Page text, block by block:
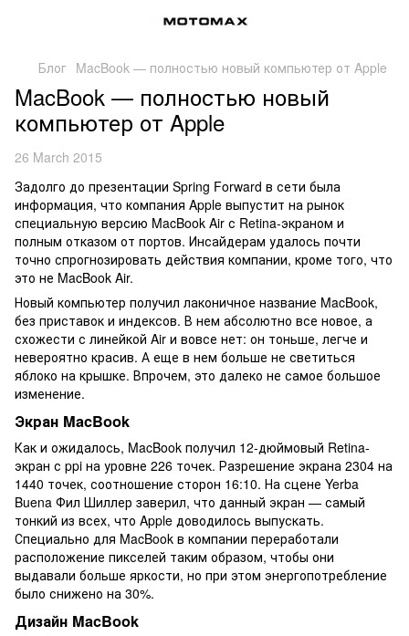
Блог MacBook — полностью новый компьютер от Apple
MacBook — полностью новый
компьютер от Apple
26 March 2015
Задолго до презентации Spring Forward в сети была
информация, что компания Apple выпустит на рынок
специальную версию MacBook Air с Retina-экраном и
полным отказом от портов. Инсайдерам удалось почти
точно спрогнозировать действия компании, кроме того, что
это не MacBook Air.
Новый компьютер получил лаконичное название MacBook,
без приставок и индексов. В нем абсолютно все новое, а
схожести с линейкой Air и вовсе нет: он тоньше, легче и
невероятно красив. А еще в нем больше не светиться
яблоко на крышке. Впрочем, это далеко не самое большое
изменение.
Экран MacBook
Как и ожидалось, MacBook получил 12-дюймовый Retina-
экран с ppi на уровне 226 точек. Разрешение экрана 2304 на
1440 точек, соотношение сторон 16:10. На сцене Yerba
Buena Фил Шиллер заверил, что данный экран — самый
тонкий из всех, что Apple доводилось выпускать.
Специально для MacBook в компании переработали
расположение пикселей таким образом, чтобы они
выдавали больше яркости, но при этом энергопотребление
было снижено на 30%.
Дизайн MacBook